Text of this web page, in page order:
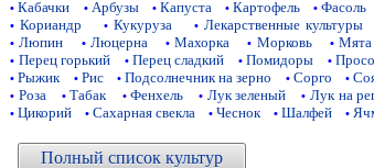
• Кабачки • Арбузы • Капуста • Картофель • Фасоль
• Кориандр • Кукуруза • Лекарственные культуры
• Люпин • Люцерна • Махорка • Морковь • Мята
• Перец горький • Перец сладкий • Помидоры • Просо
• Рыжик • Рис • Подсолнечник на зерно • Сорго •
• Роза • Табак • Фенхель • Лук зеленый • Лук на
• Цикорий • Сахарная свекла • Чеснок • Шалфей •
Полный список культур